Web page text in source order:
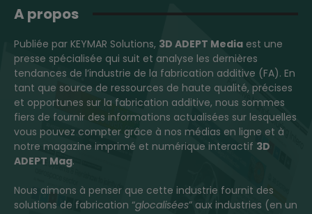
A propos
Publiée par KEYMAR Solutions, 3D ADEPT Media est une
presse spécialisée qui suit et analyse les dernières
tendances de l’industrie de la fabrication additive (FA). En
tant que source de ressources de haute qualité, précises
et opportunes sur la fabrication additive, nous sommes
fiers de fournir des informations actualisées sur lesquelles
vous pouvez compter grâce à nos médias en ligne et à
notre magazine imprimé et numérique interactif 3D
ADEPT Mag.
Nous aimons à penser que cette industrie fournit des
solutions de fabrication “glocalisées” aux industries (en un